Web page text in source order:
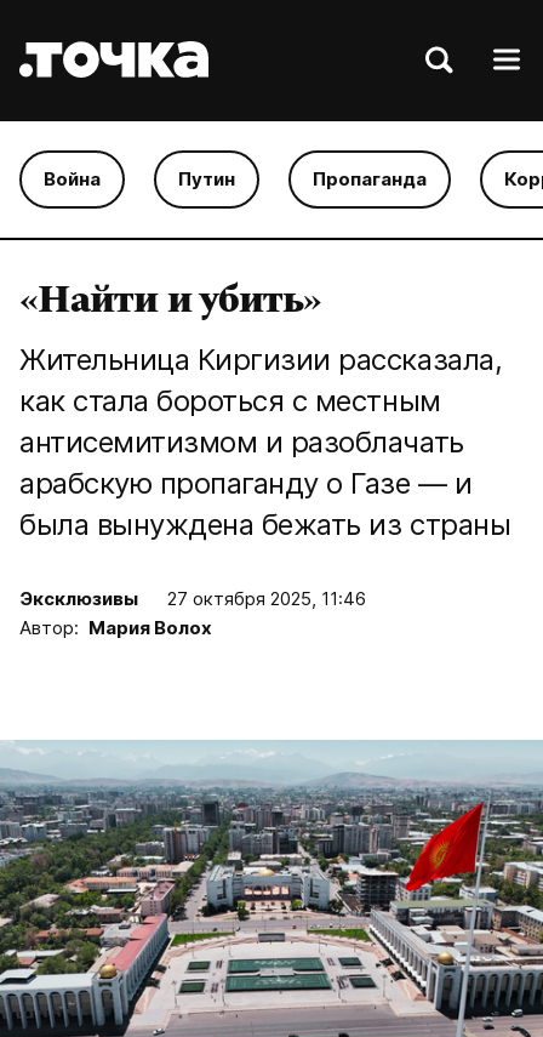
Война Путин Пропаганда
«Найти и убить»
Жительница Киргизии рассказала,
как стала бороться с местным
антисемитизмом и разоблачать
арабскую пропаганду о Газе — и
была вынуждена бежать из страны
Эксклюзивы
27 октября 2025, 11:46
Автор: Мария Волох